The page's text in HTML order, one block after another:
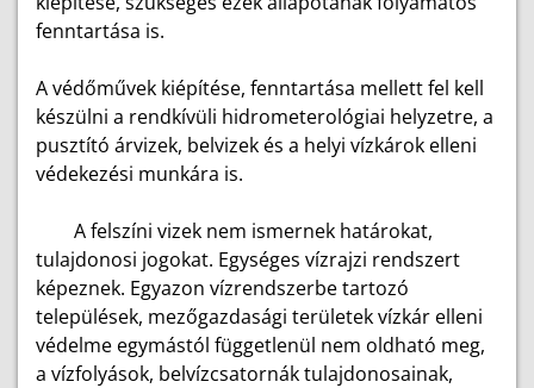
fenntartása is.
A védőművek kiépítése, fenntartása mellett fel kell
készülni a rendkívüli hidrometerológiai helyzetre, a
pusztító árvizek, belvizek és a helyi vízkárok elleni
védekezési munkára is.
A felszíni vizek nem ismernek határokat,
tulajdonosi jogokat. Egységes vízrajzi rendszert
képeznek. Egyazon vízrendszerbe tartozó
települések, mezőgazdasági területek vízkár elleni
védelme egymástól függetlenül nem oldható meg,
a vízfolyások, belvízcsatornák tulajdonosainak,